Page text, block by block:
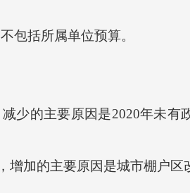
括所属单位预算。
的主要原因是2020年未有
加的主要原因是城市棚户区